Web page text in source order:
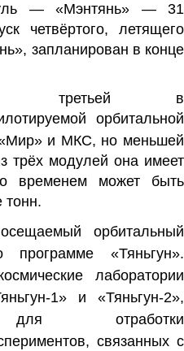
— «Мэнтянь» — 31
четвёртого, летящего
», запланирован в конце
третьей в
орбитальной
Мир» и МКС, но меньшей
трёх модулей она имеет
временем может быть
тонн.
орбитальный
«Тяньгун».
лаборатории
1» и «Тяньгун-2»,
для отработки
связанных с